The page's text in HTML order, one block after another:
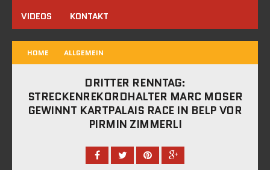
VIDEOS KONTAKT
HOME ALLGEMEIN
DRITTER RENNTAG:
STRECKENREKORDHALTER MARC MOSER
GEWINNT KARTPALAIS RACE IN BELP VOR
PIRMIN ZIMMERLI